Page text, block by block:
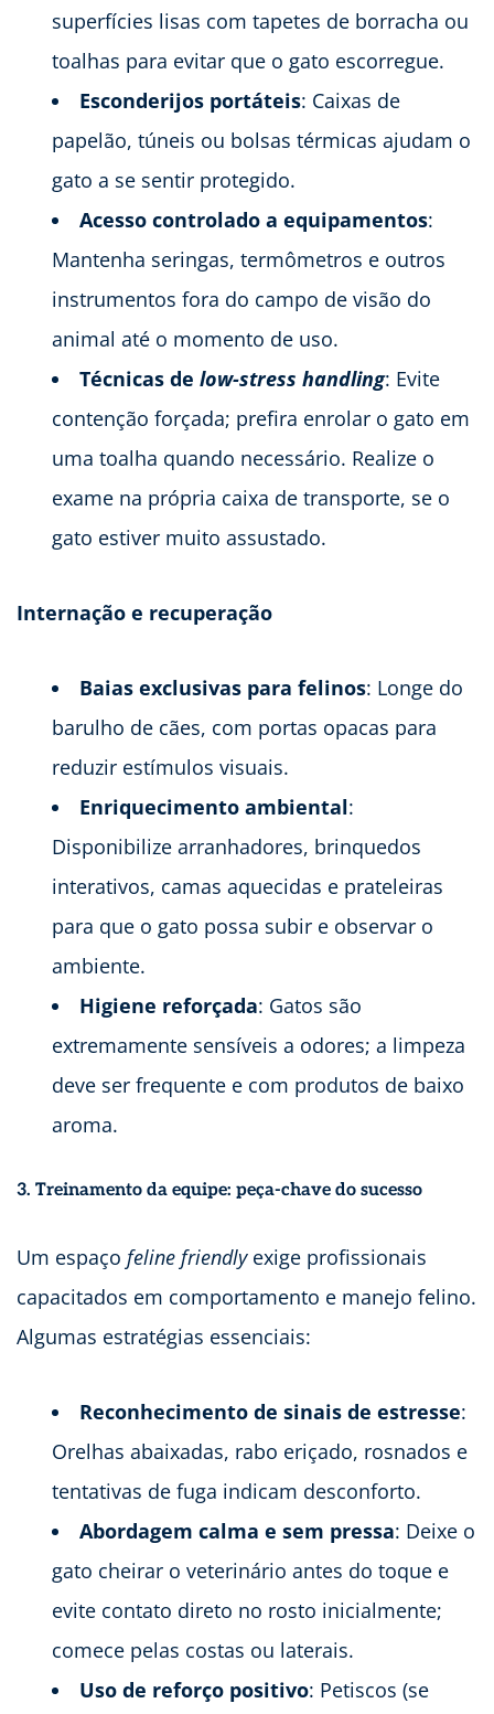
superfícies lisas com tapetes de borracha ou
toalhas para evitar que o gato escorregue.
Esconderijos portáteis: Caixas de
papelão, túneis ou bolsas térmicas ajudam o
gato a se sentir protegido.
Acesso controlado a equipamentos:
Mantenha seringas, termômetros e outros
instrumentos fora do campo de visão do
animal até o momento de uso.
Técnicas de low-stress handling: Evite
contenção forçada; prefira enrolar o gato em
uma toalha quando necessário. Realize o
exame na própria caixa de transporte, se o
gato estiver muito assustado.
Internação e recuperação
Baias exclusivas para felinos: Longe do
barulho de cães, com portas opacas para
reduzir estímulos visuais.
Enriquecimento ambiental:
Disponibilize arranhadores, brinquedos
interativos, camas aquecidas e prateleiras
para que o gato possa subir e observar o
ambiente.
Higiene reforçada: Gatos são
extremamente sensíveis a odores; a limpeza
deve ser frequente e com produtos de baixo
aroma.
3. Treinamento da equipe: peça-chave do sucesso
Um espaço feline friendlyexige profissionais
capacitados em comportamento e manejo felino.
Algumas estratégias essenciais:
Reconhecimento de sinais de estresse:
Orelhas abaixadas, rabo eriçado, rosnados e
tentativas de fuga indicam desconforto.
Abordagem calma e sem pressa: Deixe o
gato cheirar o veterinário antes do toque e
evite contato direto no rosto inicialmente;
comece pelas costas ou laterais.
Uso de reforço positivo: Petiscos (se